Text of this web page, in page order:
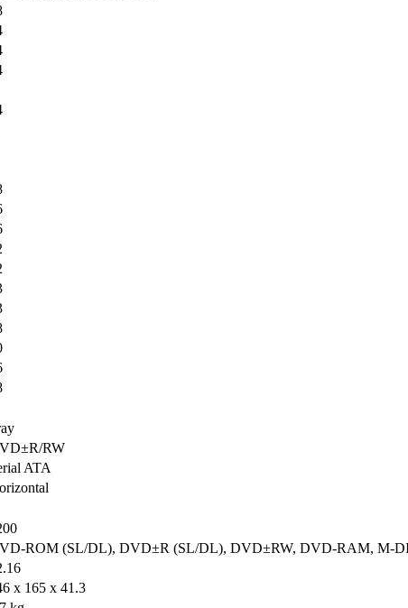
RW
ATA
ROM (SL/DL), DVD±R (SL/DL), DVD±RW, DVD-RAM, M-
x 165 x 41.3